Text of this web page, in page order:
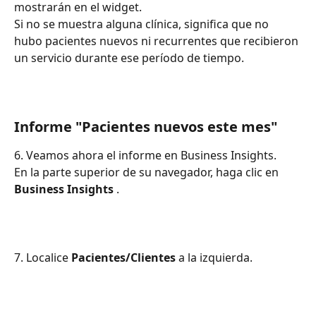
mostrarán en el widget.
Si no se muestra alguna clínica, significa que no
hubo pacientes nuevos ni recurrentes que recibieron
un servicio durante ese período de tiempo.
Informe "Pacientes nuevos este mes"
6. Veamos ahora el informe en Business Insights.
En la parte superior de su navegador, haga clic en
Business Insights .
7. Localice Pacientes/Clientes a la izquierda.